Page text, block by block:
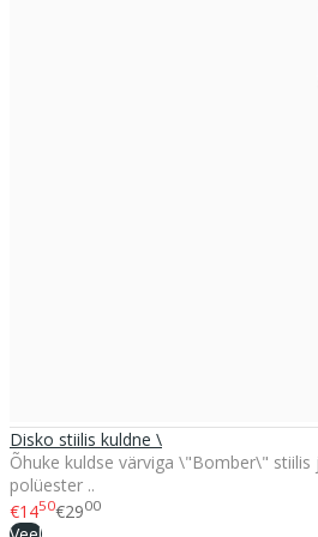
Disko stiilis kuldne \
Õhuke kuldse värviga \"Bomber\" stiilis
polüester ..
€1450€2900